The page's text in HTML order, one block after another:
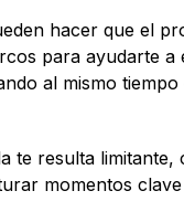
hacer que el
para ayudarte
al mismo
te resulta limitante,
momentos